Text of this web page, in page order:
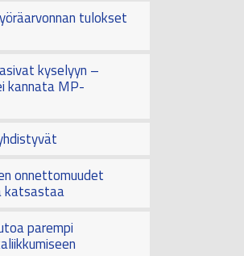
tulokset
kyselyyn –
kannata MP-
onnettomuudet
parempi